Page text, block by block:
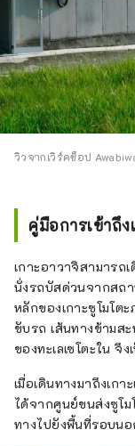
วิวจากเวิร์คช็อป
คู่มือการเข้าถึง
เกาะอาวาจิสามารถ
นั่งรถบัสด่วนจากสถ
หลักของเกาะซูโมโต
ขับรถ เส้นทางข้ามส
ของทะเลเซโตะใน จึ
เมื่อเดินทางมาถึงเก
ได้จากศูนย์ขนส่งซูโม
ทางไปยังพื้นที่รอบนอ